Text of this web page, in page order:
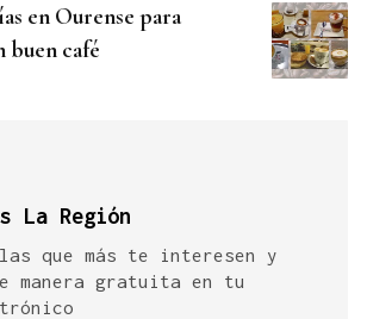
en Ourense para
buen café
La Región
que más te interesen y
manera gratuita en tu